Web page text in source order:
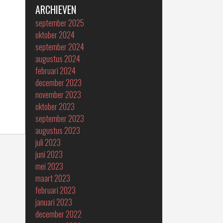
ARCHIEVEN
september 2025
oktober 2024
september 2024
augustus 2024
februari 2024
december 2023
november 2023
oktober 2023
september 2023
augustus 2023
juli 2023
juni 2023
mei 2023
maart 2023
februari 2023
januari 2023
december 2022